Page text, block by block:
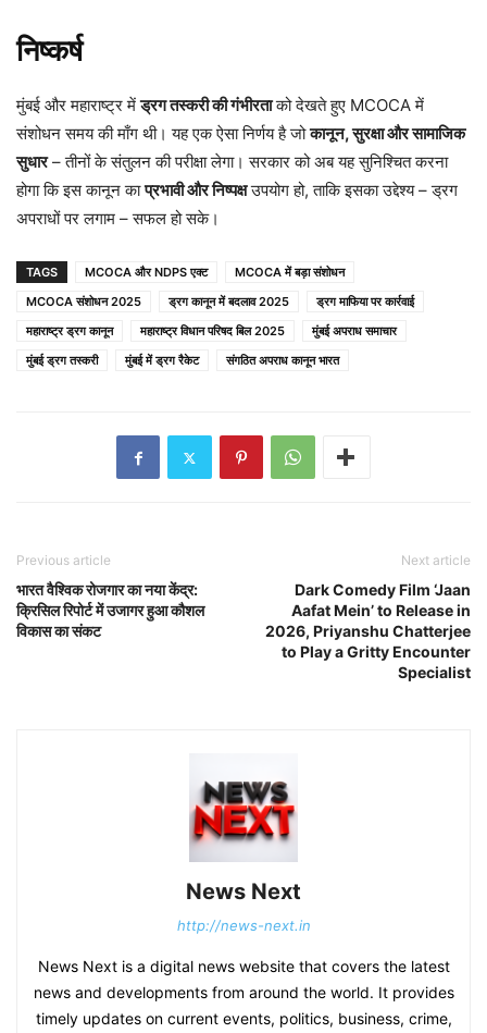
निष्कर्ष
मुंबई और महाराष्ट्र मेंड्रग तस्करी की गंभीरताको देखते हुए MCOCA में
संशोधन समय की माँग थी। यह एक ऐसा निर्णय है जोकानून, सुरक्षा और सामाजिक
सुधार– तीनों के संतुलन की परीक्षा लेगा। सरकार को अब यह सुनिश्चित करना
होगा कि इस कानून काप्रभावी और निष्पक्षउपयोग हो, ताकि इसका उद्देश्य – ड्रग
अपराधों पर लगाम – सफल हो सके।
TAGS MCOCA और NDPS एक्ट
MCOCA में बड़ा संशोधन
MCOCA संशोधन 2025
ड्रग कानून में बदलाव 2025
ड्रग माफिया पर कार्रवाई
महाराष्ट्र ड्रग कानून
महाराष्ट्र विधान परिषद बिल 2025
मुंबई अपराध समाचार
मुंबई ड्रग तस्करी
मुंबई में ड्रग रैकेट संगठित अपराध कानून भारत
Previous article
भारत वैश्विक रोजगार का नया केंद्र:
क्रिसिल रिपोर्ट में उजागर हुआ कौशल
विकास का संकट
Next article
Dark Comedy Film ‘Jaan
Aafat Mein’ to Release in
2026, Priyanshu Chatterjee
to Play a Gritty Encounter
Specialist
News Next
http://news-next.in
News Next is a digital news website that covers the latest
news and developments from around the world. It provides
timely updates on current events, politics, business, crime,